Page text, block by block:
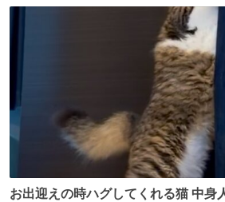
お出迎えの時ハグしてくれる猫 中身